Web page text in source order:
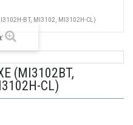
BT, MI3102, MI3102H-CL)
(MI3102BT,
CL)